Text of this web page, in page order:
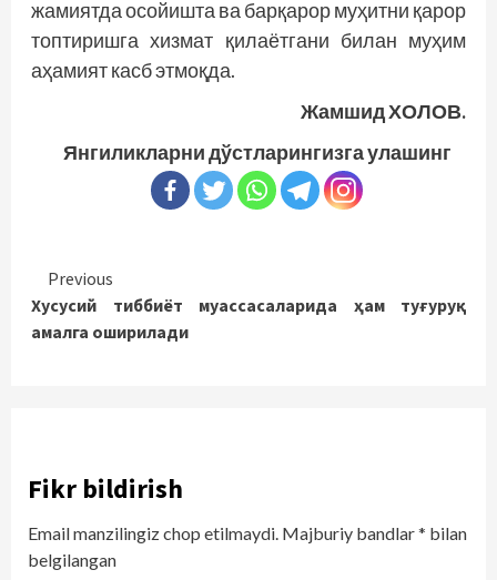
жамиятда осойишта ва барқарор муҳитни қарор
топтиришга хизмат қилаётгани билан муҳим
аҳамият касб этмоқда.
Жамшид ХОЛОВ.
Янгиликларни дўстларингизга улашинг
Continue
Reading
Previous
Хусусий тиббиёт муассасаларида ҳам туғуруқ
амалга оширилади
Fikr bildirish
Email manzilingiz chop etilmaydi. Majburiy bandlar* bilan
belgilangan